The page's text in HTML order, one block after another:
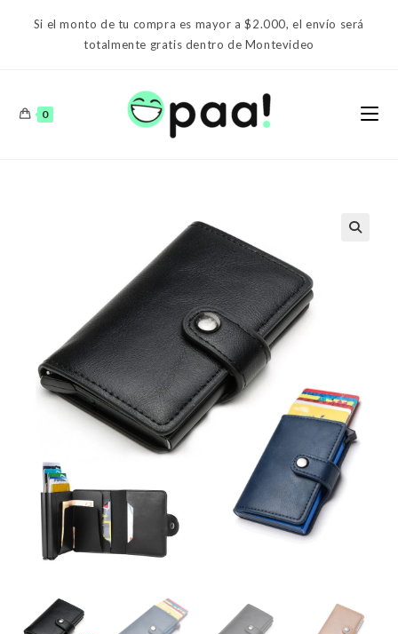
Si el monto de tu compra es mayor a $2.000, el envío será
totalmente gratis dentro de Montevideo
0